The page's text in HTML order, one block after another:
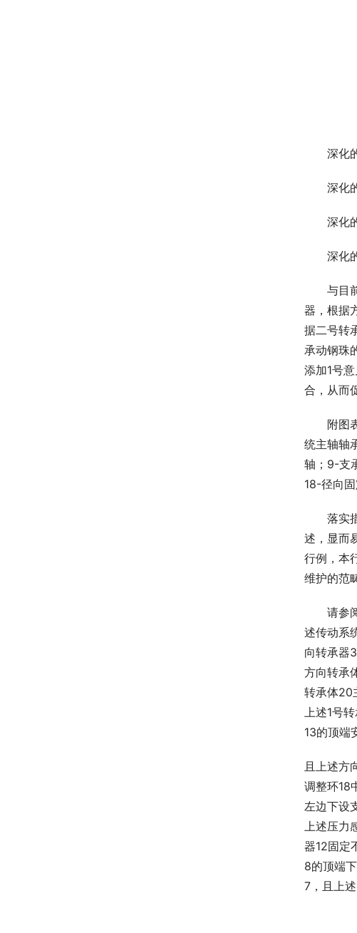
深化的
深化的
深化的
深化的
与目前
器，根据
据二号转
承动钢珠
添加1号
合，从而
附图表
统主轴轴
轴；9-支
18-径向
落实措
述，显而
行例，本
维护的范
请参阅
述传动系
向转承器
方向转承
转承体20
上述1号
13的顶端
且上述方
调整环18
左边下设
上述压力
器12固定
8的顶端
7，且上